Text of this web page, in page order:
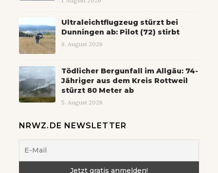
Ultraleichtflugzeug stürzt bei
Dunningen ab: Pilot (72) stirbt
8. August 2026
Tödlicher Bergunfall im Allgäu: 74-
Jähriger aus dem Kreis Rottweil
stürzt 80 Meter ab
5. August 2026
NRWZ.DE NEWSLETTER